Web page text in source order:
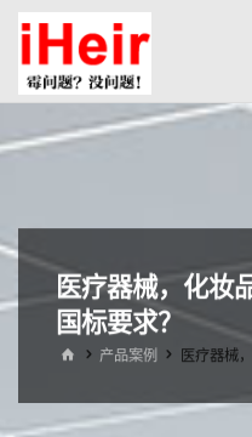
容。
抗
水
剂|
干
剂-
医疗器械，化妆
国标要求？
首 产品案例 医疗器械